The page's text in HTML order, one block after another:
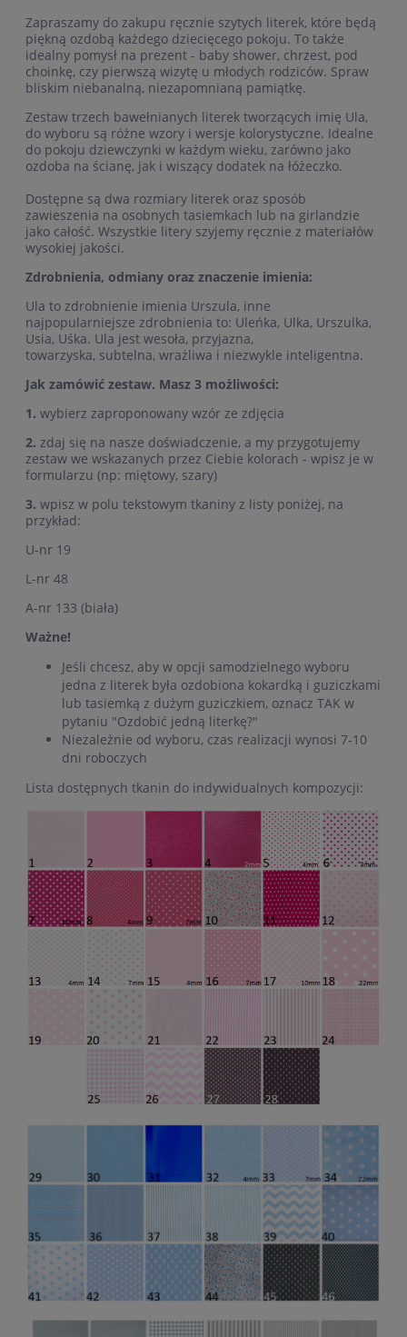
Zapraszamy do zakupu ręcznie szytych literek, które będą
piękną ozdobą każdego dziecięcego pokoju. To także
idealny pomysł na prezent - baby shower, chrzest, pod
choinkę, czy pierwszą wizytę u młodych rodziców. Spraw
bliskim niebanalną, niezapomnianą pamiątkę.
Zestaw trzech bawełnianych literek tworzących imię Ula,
do wyboru są różne wzory i wersje kolorystyczne. Idealne
do pokoju dziewczynki w każdym wieku, zarówno jako
ozdoba na ścianę, jak i wiszący dodatek na łóżeczko.
Dostępne są dwa rozmiary literek oraz sposób
zawieszenia na osobnych tasiemkach lub na girlandzie
jako całość. Wszystkie litery szyjemy ręcznie z materiałów
wysokiej jakości.
Zdrobnienia, odmiany oraz znaczenie imienia:
Ula to zdrobnienie imienia Urszula, inne
najpopularniejsze zdrobnienia to: Uleńka, Ulka, Urszulka,
Usia, Uśka. Ula jest wesoła, przyjazna,
towarzyska, subtelna, wrażliwa i niezwykle inteligentna.
Jak zamówić zestaw. Masz 3 możliwości:
1. wybierz zaproponowany wzór ze zdjęcia
2. zdaj się na nasze doświadczenie, a my przygotujemy
zestaw we wskazanych przez Ciebie kolorach - wpisz je w
formularzu (np: miętowy, szary)
3. wpisz w polu tekstowym tkaniny z listy poniżej, na
przykład:
U-nr 19
L-nr 48
A-nr 133 (biała)
Ważne!
Jeśli chcesz, aby w opcji samodzielnego wyboru
jedna z literek była ozdobiona kokardką i guziczkami
lub tasiemką z dużym guziczkiem, oznacz TAK w
pytaniu "Ozdobić jedną literkę?"
Niezależnie od wyboru, czas realizacji wynosi 7-10
dni roboczych
Lista dostępnych tkanin do indywidualnych kompozycji: